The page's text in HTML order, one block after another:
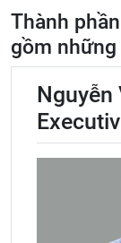
Thành
gồm những
Nguyễn